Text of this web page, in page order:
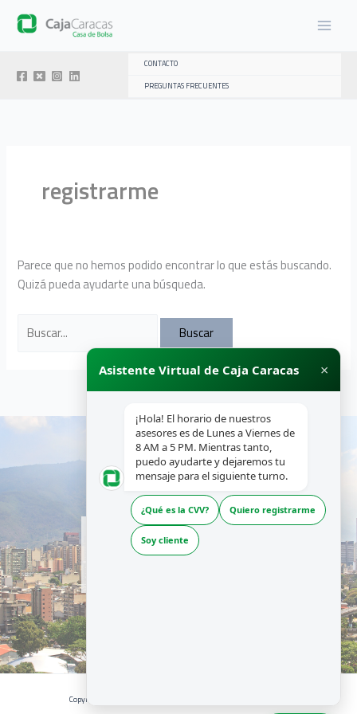
CONTACTO
PREGUNTAS FRECUENTES
registrarme
Parece que no hemos podido encontrar lo que estás buscando.
Quizá pueda ayudarte una búsqueda.
por:
INICIO
NOSOTROS
Copyright © 2026 | CAJA CARACAS - Desarrollado por La Boutique
Asistente Virtual de Caja Caracas ×
¡Hola! El horario de nuestros
asesores es de Lunes a Viernes de
8 AM a 5 PM. Mientras tanto,
puedo ayudarte y dejaremos tu
mensaje para el siguiente turno.
¿Qué es la CVV? Quiero registrarme
Soy cliente